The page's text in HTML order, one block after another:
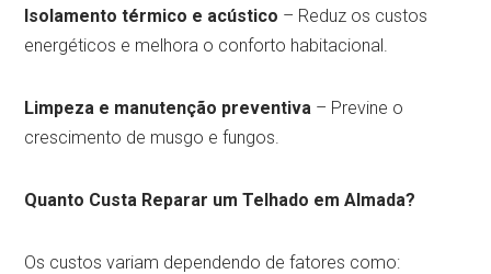
Isolamento térmico e acústico – Reduz os custos
energéticos e melhora o conforto habitacional.
Limpeza e manutenção preventiva – Previne o
crescimento de musgo e fungos.
Quanto Custa Reparar um Telhado em Almada?
Os custos variam dependendo de fatores como: